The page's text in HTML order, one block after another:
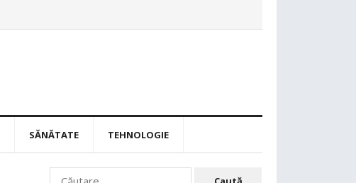
SĂNĂTATE TEHNOLOGIE
Caută